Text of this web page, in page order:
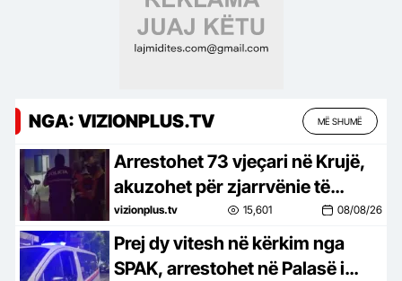
NGA: VIZIONPLUS.TV MË SHUMË
Arrestohet 73 vjeçari në Krujë,
akuzohet për zjarrvënie të
qëllimshme
vizionplus.tv 15,601 08/08/26
Prej dy vitesh në kërkim nga
SPAK, arrestohet në Palasë i